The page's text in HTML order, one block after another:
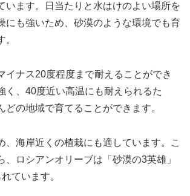
います。日当たりと水はけのよい場所を
にも強いため、砂漠のような環境でも育
イナス20度程度まで耐えることができ
く、40度近い高温にも耐えられるた
どの地域で育てることができます。
、海岸近くの植栽にも適しています。こ
、ロシアンオリーブは「砂漠の3英雄」
ています。